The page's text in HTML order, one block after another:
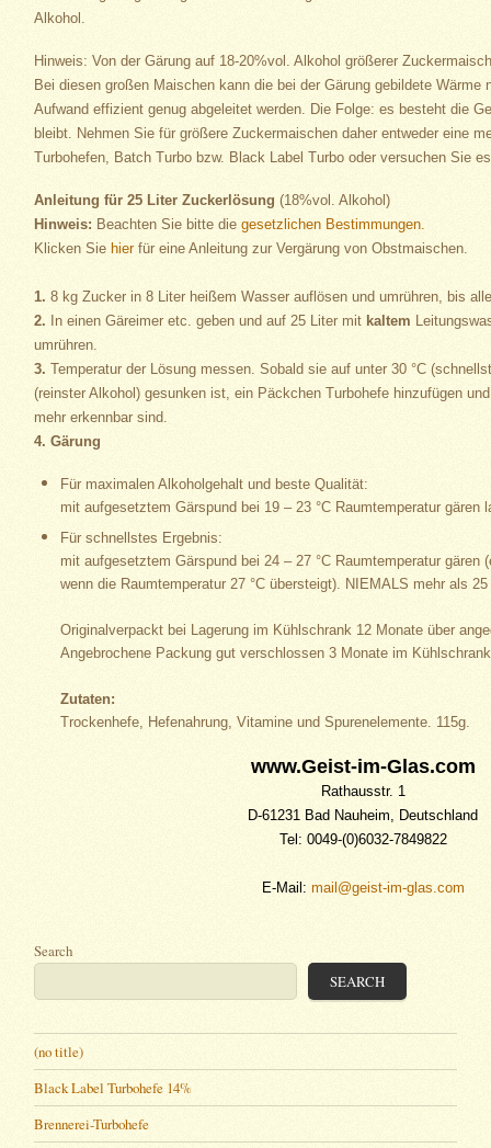
Alkohol.
Hinweis: Von der Gärung auf 18-20%vol. Alkohol größerer
Bei diesen großen Maischen kann die bei der Gärung gebildete Wärme
Aufwand effizient genug abgeleitet werden. Die Folge: es besteht die
bleibt. Nehmen Sie für größere Zuckermaischen daher entweder eine
Turbohefen, Batch Turbo bzw. Black Label Turbo oder versuchen Sie
Anleitung für 25 Liter Zuckerlösung (18%vol. Alkohol)
Hinweis: Beachten Sie bitte diegesetzlichen Bestimmungen.
Klicken Sie hier für eine Anleitung zur Vergärung von Obstmaischen.
1. 8 kg Zucker in 8 Liter heißem Wasser auflösen und umrühren, bis
2. In einen Gäreimer etc. geben und auf 25 Liter mit kaltem
umrühren.
3. Temperatur der Lösung messen. Sobald sie auf unter 30 °C
(reinster Alkohol) gesunken ist, ein Päckchen Turbohefe hinzufügen
mehr erkennbar sind.
4. Gärung
Für maximalen Alkoholgehalt und beste Qualität:
mit aufgesetztem Gärspund bei 19 – 23 °C Raumtemperatur gären
Für schnellstes Ergebnis:
mit aufgesetztem Gärspund bei 24 – 27 °C Raumtemperatur gären
wenn die Raumtemperatur 27 °C übersteigt). NIEMALS mehr als
Originalverpackt bei Lagerung im Kühlschrank 12 Monate über
Angebrochene Packung gut verschlossen 3 Monate im
Zutaten:
Trockenhefe, Hefenahrung, Vitamine und Spurenelemente. 115g.
www.Geist-im-Glas.com
Rathausstr. 1
D-61231 Bad Nauheim, Deutschland
Tel: 0049-(0)6032-7849822
E-Mail: mail@geist-im-glas.com
Search
SEARCH
(no title)
Black Label Turbohefe 14%
Brennerei-Turbohefe